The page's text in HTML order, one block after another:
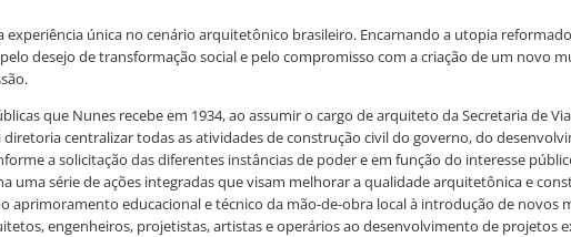
experiência única no cenário arquitetônico brasileiro. Encarnando a utopia
desejo de transformação social e pelo compromisso com a criação de um novo
que Nunes recebe em 1934, ao assumir o cargo de arquiteto da Secretaria de
diretoria centralizar todas as atividades de construção civil do governo, do
a solicitação das diferentes instâncias de poder e em função do interesse
uma série de ações integradas que visam melhorar a qualidade arquitetônica e
aprimoramento educacional e técnico da mão-de-obra local à introdução de
engenheiros, projetistas, artistas e operários ao desenvolvimento de